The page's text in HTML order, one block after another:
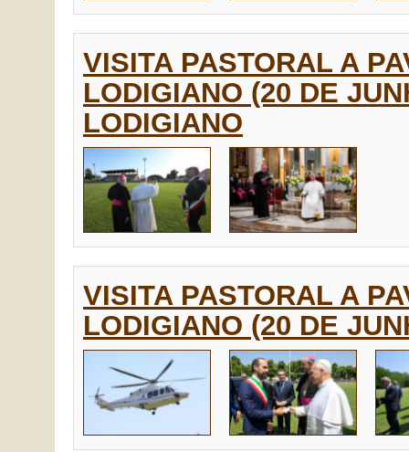
VISITA PASTORAL A
LODIGIANO (20 DE
LODIGIANO
VISITA PASTORAL A
LODIGIANO (20 DE